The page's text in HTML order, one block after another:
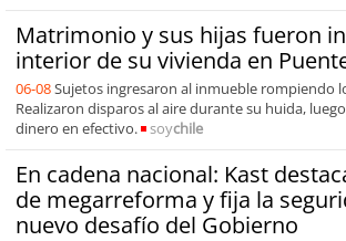
Matrimonio y sus hijas fueron
interior de su vivienda en
06-08Sujetos ingresaron al inmueble rompiendo
Realizaron disparos al aire durante su huida,
dinero en efectivo.
soychile
En cadena nacional: Kast
de megarreforma y fija la
nuevo desafío del Gobierno